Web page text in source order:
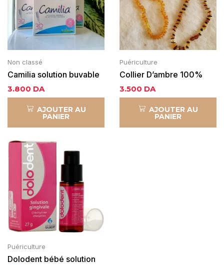
Non classé
Camilia solution buvable
pour bébé
3.800 DA
AJOUTER AU
PANIER
Puériculture
Collier D’ambre 100%
Naturel
3.500 DA
AJOUTER AU
PANIER
Puériculture
Dolodent bébé solution